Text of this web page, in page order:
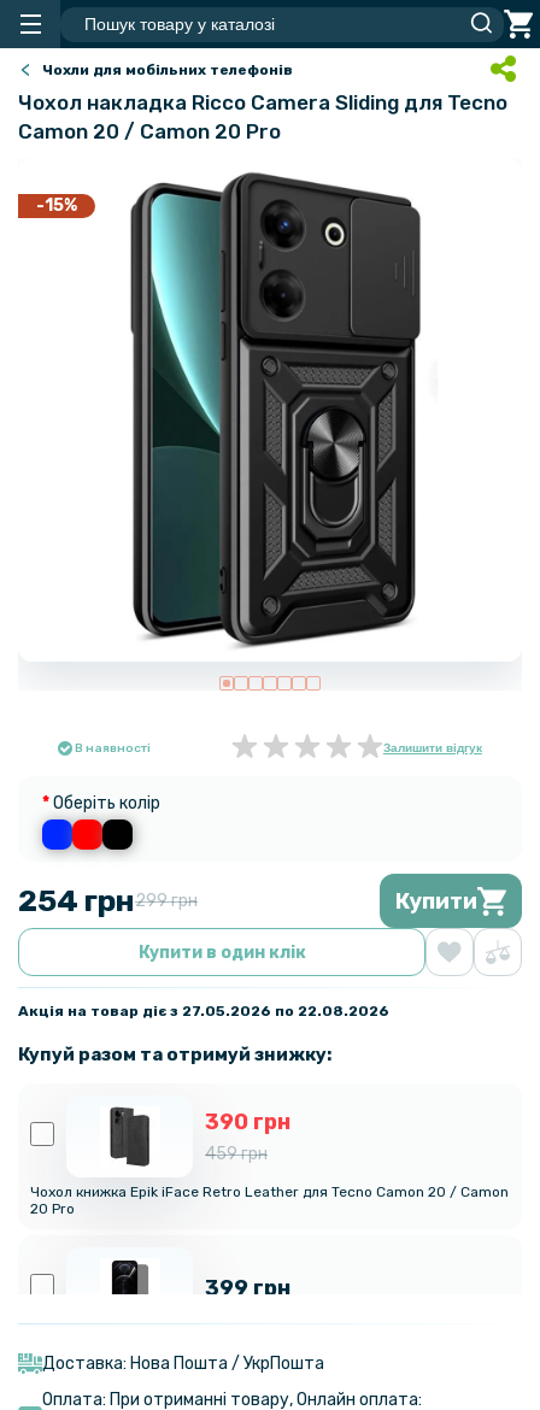
Чохли для мобільних телефонів
Чохол накладка Ricco Camera Sliding для Tecno
Camon 20 / Camon 20 Pro
-15%
В наявності Залишити відгук
Оберіть колір
254 грн299 грн Купити
Купити в один клік
Акція на товар діє з 27.05.2026 по 22.08.2026
Купуй разом та отримуй знижку:
390 грн
459 грн
Чохол книжка Epik iFace Retro Leather для Tecno Camon 20 / Camon
20 Pro
399 грн
(Антишпигун)
Доставка: Нова Пошта / УкрПошта
Оплата: При отриманні товару, Онлайн оплата: